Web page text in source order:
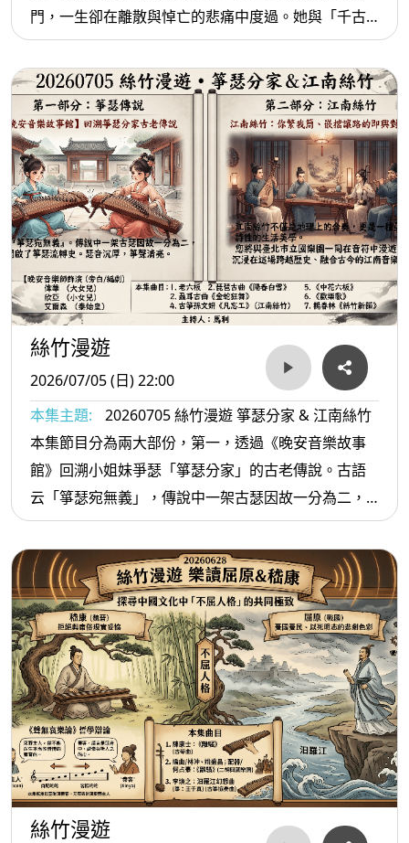
門，一生卻在離散與悼亡的悲痛中度過。她與「千古
第一才女」李清照相似，在婚姻與人生際遇上皆有著
深切的共鳴，其筆下的詞作如水鄉清夢般細膩。四百
年後的今天，我們試圖跨越時空，將這位文學靈魂的
憂思與情感，投射進四部極具現代感的民族管弦樂作
中，讓文字幻化為流動的東方意蘊。
絲竹漫遊
2026/07/05 (日) 22:00
本集主題:
20260705 絲竹漫遊 箏瑟分家 & 江南絲竹
本集節目分為兩大部份，第一，透過《晚安音樂故事
館》回溯小姐妹爭瑟「箏瑟分家」的古老傳說。古語
云「箏瑟宛無義」，傳說中一架古瑟因故一分為二，
從此瑟音沉厚，箏聲清亮，開啟了兩件樂器的流轉
史。
絲竹漫遊